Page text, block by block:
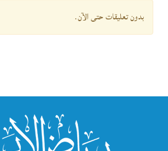
بدون تعليقات حتى الآن.